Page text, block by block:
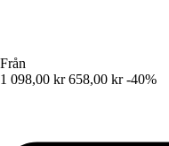
Från
1 098,00 kr 658,00 kr -40%